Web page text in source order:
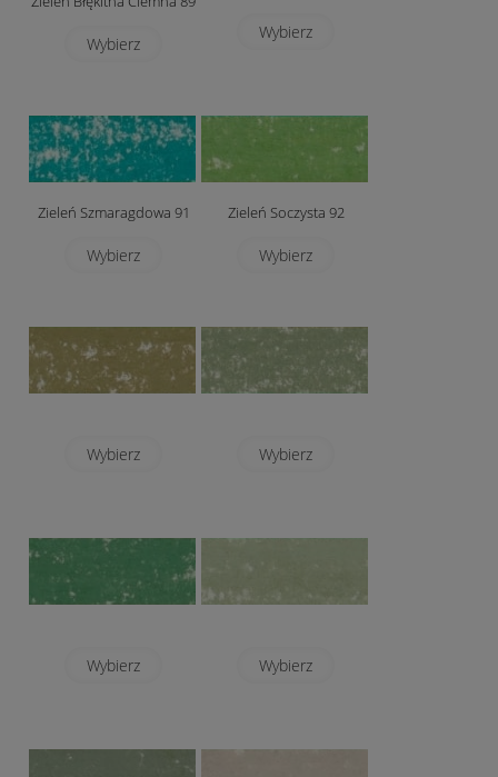
Wybierz
Wybierz
Zieleń Szmaragdowa 91
Wybierz
Zieleń Soczysta 92
Wybierz
Wybierz Wybierz
Wybierz Wybierz